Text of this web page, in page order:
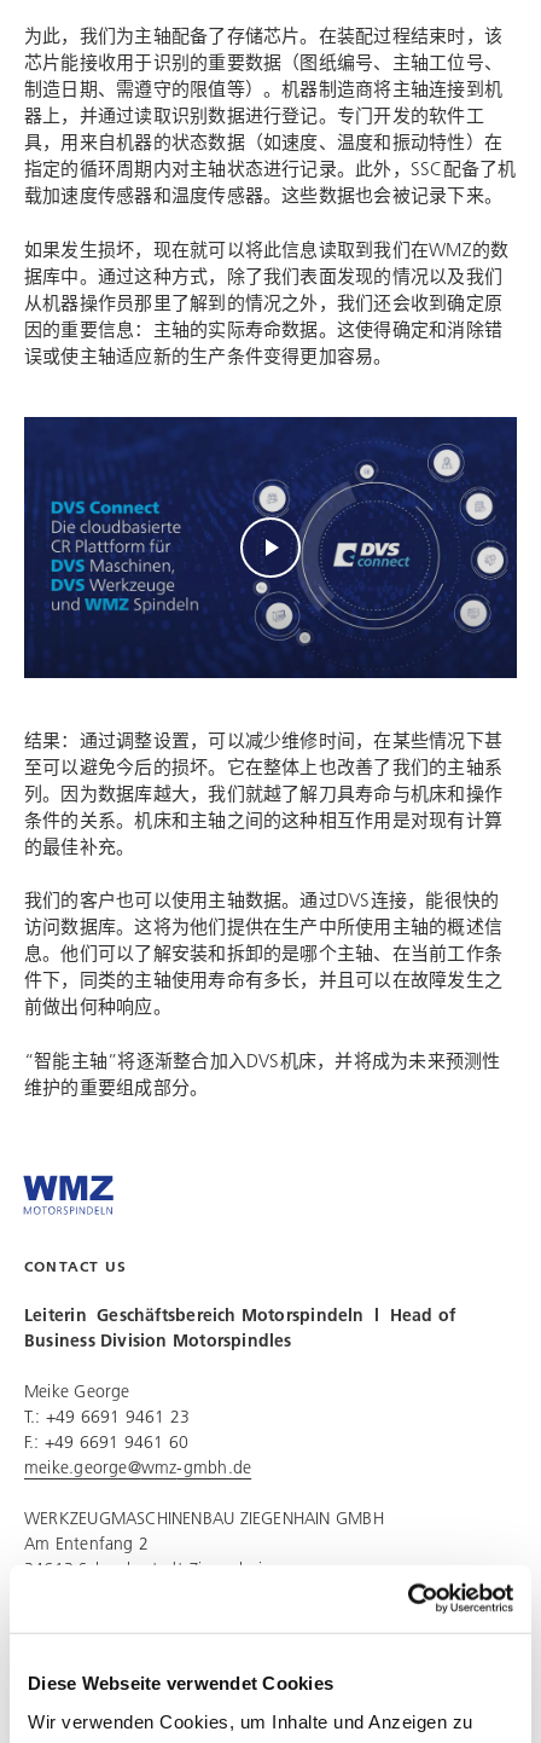
Diese Webseite verwendet Cookies
Wir verwenden Cookies, um Inhalte und Anzeigen zu
为此，我们为主轴配备了存储芯片。在装配过程结束时，该
芯片能接收用于识别的重要数据（图纸编号、主轴工位号、
制造日期、需遵守的限值等）。机器制造商将主轴连接到机
器上，并通过读取识别数据进行登记。专门开发的软件工
具，用来自机器的状态数据（如速度、温度和振动特性）在
指定的循环周期内对主轴状态进行记录。此外，SSC配备了机
载加速度传感器和温度传感器。这些数据也会被记录下来。
如果发生损坏，现在就可以将此信息读取到我们在WMZ的数
据库中。通过这种方式，除了我们表面发现的情况以及我们
从机器操作员那里了解到的情况之外，我们还会收到确定原
因的重要信息：主轴的实际寿命数据。这使得确定和消除错
误或使主轴适应新的生产条件变得更加容易。
结果：通过调整设置，可以减少维修时间，在某些情况下甚
至可以避免今后的损坏。它在整体上也改善了我们的主轴系
列。因为数据库越大，我们就越了解刀具寿命与机床和操作
条件的关系。机床和主轴之间的这种相互作用是对现有计算
的最佳补充。
我们的客户也可以使用主轴数据。通过DVS连接，能很快的
访问数据库。这将为他们提供在生产中所使用主轴的概述信
息。他们可以了解安装和拆卸的是哪个主轴、在当前工作条
件下，同类的主轴使用寿命有多长，并且可以在故障发生之
前做出何种响应。
“智能主轴”将逐渐整合加入DVS机床，并将成为未来预测性
维护的重要组成部分。
CONTACT US
Leiterin Geschäftsbereich Motorspindeln l Head of
Business Division Motorspindles
Meike George
T.: +49 6691 9461 23
F.: +49 6691 9461 60
meike.george@wmz-gmbh.de
WERKZEUGMASCHINENBAU ZIEGENHAIN GMBH
Am Entenfang 2
34613 Schwalmstadt-Ziegenhain
http://wmz-spindle-technology.dvs-gruppe.com